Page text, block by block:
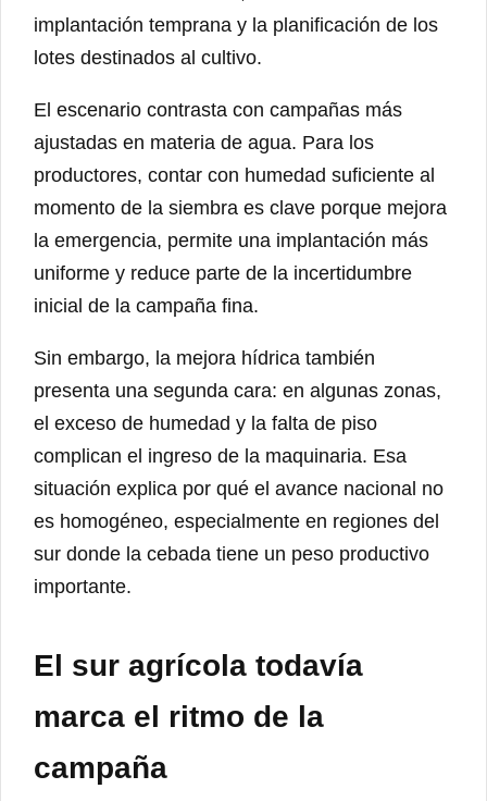
implantación temprana y la planificación de los
lotes destinados al cultivo.
El escenario contrasta con campañas más
ajustadas en materia de agua. Para los
productores, contar con humedad suficiente al
momento de la siembra es clave porque mejora
la emergencia, permite una implantación más
uniforme y reduce parte de la incertidumbre
inicial de la campaña fina.
Sin embargo, la mejora hídrica también
presenta una segunda cara: en algunas zonas,
el exceso de humedad y la falta de piso
complican el ingreso de la maquinaria. Esa
situación explica por qué el avance nacional no
es homogéneo, especialmente en regiones del
sur donde la cebada tiene un peso productivo
importante.
El sur agrícola todavía
marca el ritmo de la
campaña